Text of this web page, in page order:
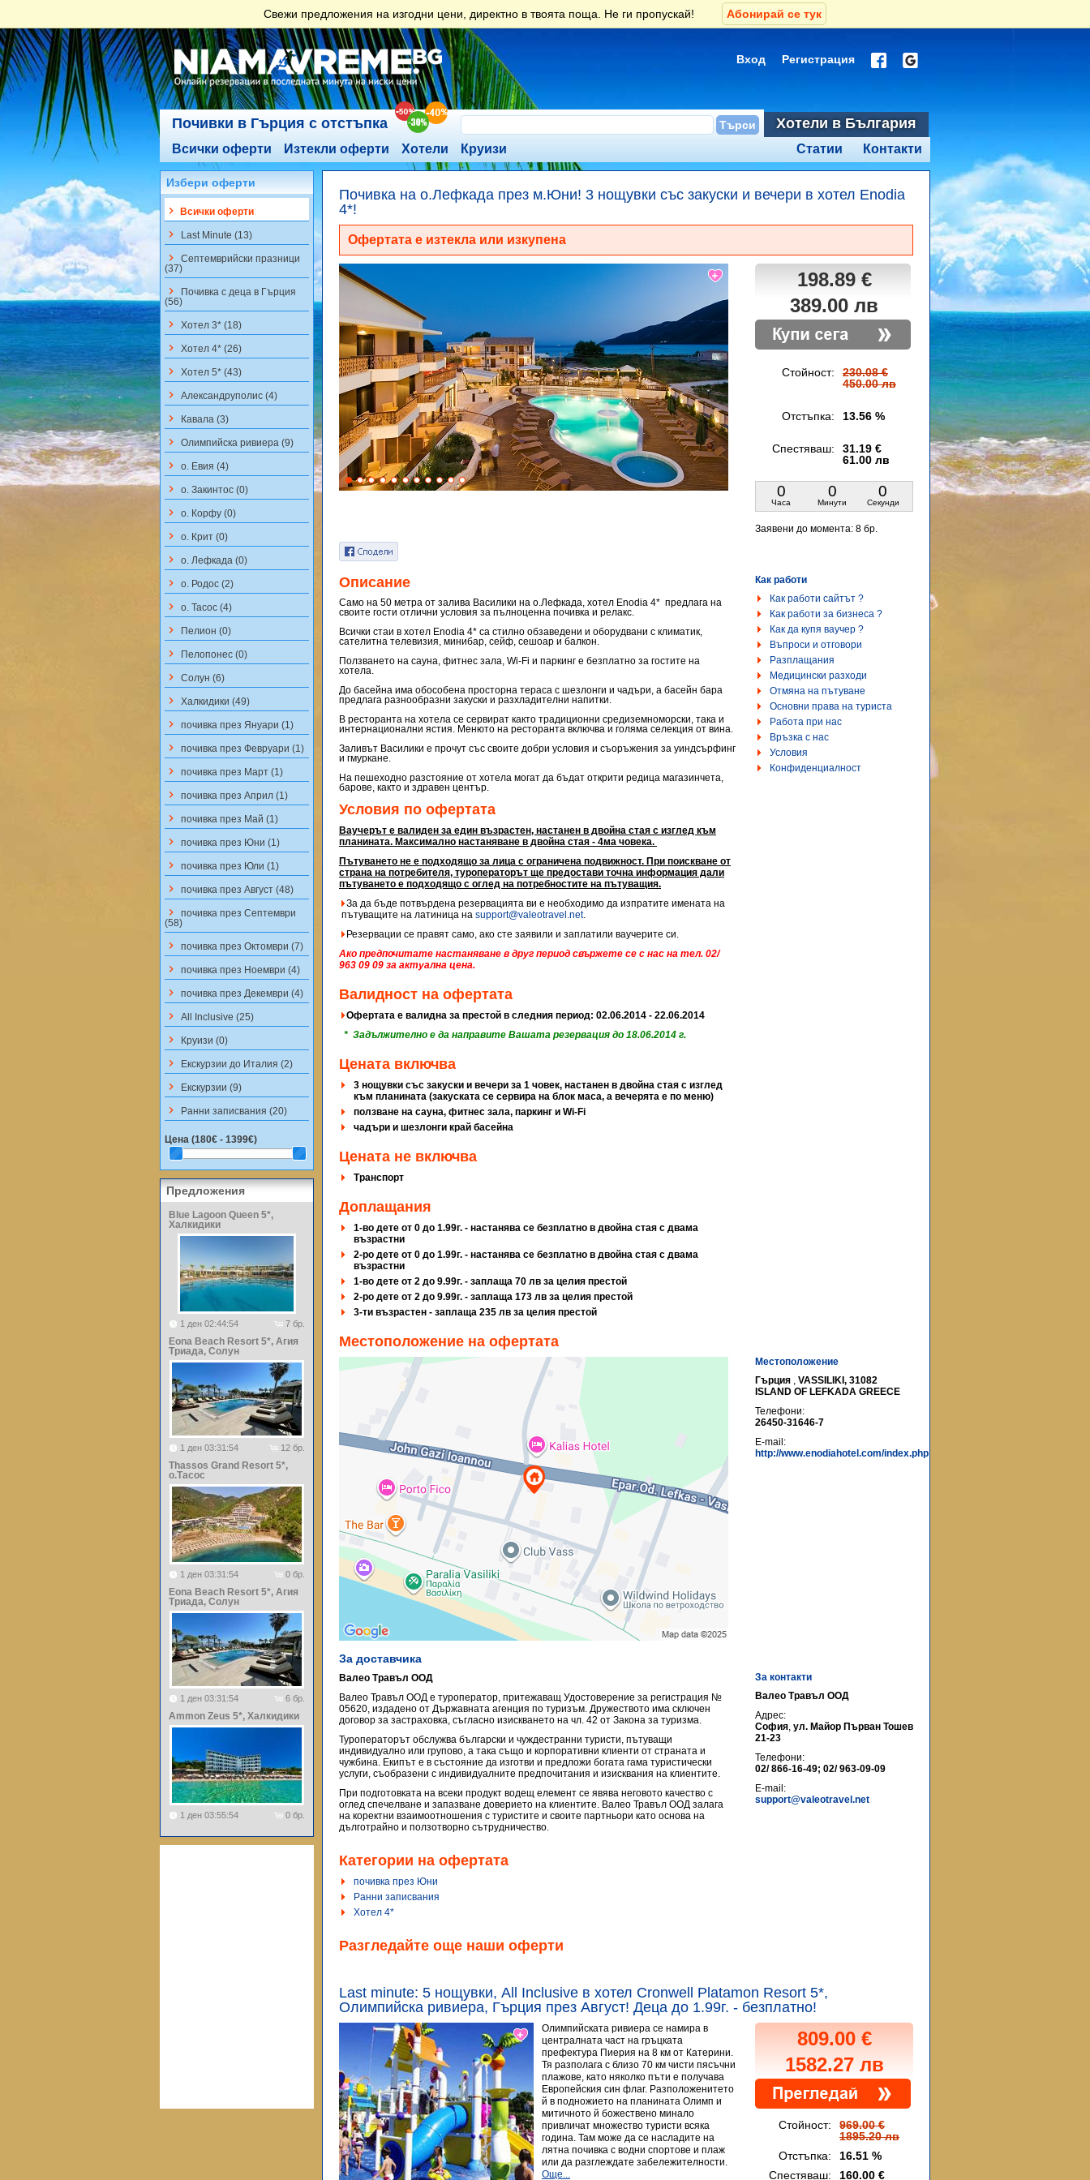
Свежи предложения на изгодни цени, директно в твоята поща. Не ги пропускай! Абонирай се тук
Вход Регистрация
Почивки в Гърция с отстъпка Хотели в България
Всички оферти Изтекли оферти Хотели Круизи Контакти
Статии
Почивка на о.Лефкада през м.Юни! 3 нощувки със закуски и вечери в хотел Enodia
4*!
Офертата е изтекла или изкупена
198.89 €
389.00 лв
Стойност:
230.08 €
450.00 лв
Отстъпка: 13.56 %
Спестяваш:
31.19 €
61.00 лв
0
Часа
0
Минути
0
Секунди
Заявени до момента: 8 бр.
Описание
Само на 50 метра от залива Василики на о.Лефкада, хотел Enodia 4* предлага на
своите гости отлични условия за пълноценна почивка и релакс.
Всички стаи в хотел Enodia 4* са стилно обзаведени и оборудвани с климатик,
сателитна телевизия, минибар, сейф, сешоар и балкон.
Ползването на сауна, фитнес зала, Wi-Fi и паркинг е безплатно за гостите на
хотела.
До басейна има обособена просторна тераса с шезлонги и чадъри, а басейн бара
предлага разнообразни закуски и разхладителни напитки.
В ресторанта на хотела се сервират както традиционни средиземноморски, така и
интернационални ястия. Менюто на ресторанта включва и голяма селекция от вина.
Заливът Василики е прочут със своите добри условия и съоръжения за уиндсърфинг
и гмуркане.
На пешеходно разстояние от хотела могат да бъдат открити редица магазинчета,
барове, както и здравен център.
Условия по офертата
Ваучерът е валиден за един възрастен, настанен в двойна стая с изглед към
планината. Максимално настаняване в двойна стая - 4ма човека.
Пътуването не е подходящо за лица с ограничена подвижност. При поискване от
страна на потребителя, туроператорът ще предостави точна информация дали
пътуването е подходящо с оглед на потребностите на пътуващия.
За да бъде потвърдена резервацията ви е необходимо да изпратите имената на
пътуващите на латиница на support@valeotravel.net.
Резервации се правят само, ако сте заявили и заплатили ваучерите си.
Ако предпочитате настаняване в друг период свържете се с нас на тел. 02/
963 09 09 за актуална цена.
Валидност на офертата
Oфертата е валидна за престой в следния период: 02.06.2014 - 22.06.2014
* Задължително е да направите Вашата резервация до 18.06.2014 г.
Цената включва
3 нощувки със закуски и вечери за 1 човек, настанен в двойна стая с изглед
към планината (закуската се сервира на блок маса, а вечерята е по меню)
ползване на сауна, фитнес зала, паркинг и Wi-Fi
чадъри и шезлонги край басейна
Цената не включва
Транспорт
Доплащания
1-во дете от 0 до 1.99г. - настанява се безплатно в двойна стая с двама
възрастни
2-ро дете от 0 до 1.99г. - настанява се безплатно в двойна стая с двама
възрастни
1-во дете от 2 до 9.99г. - заплаща 70 лв за целия престой
2-ро дете от 2 до 9.99г. - заплаща 173 лв за целия престой
3-ти възрастен - заплаща 235 лв за целия престой
Как работи
Как работи сайтът ?
Как работи за бизнеса ?
Как да купя ваучер ?
Въпроси и отговори
Разплащания
Медицински разходи
Отмяна на пътуване
Основни права на туриста
Работа при нас
Връзка с нас
Условия
Конфиденциалност
Местоположение на офертата
Местоположение
Гърция , VASSILIKI, 31082
ISLAND OF LEFKADA GREECE
Телефони:
26450-31646-7
E-mail:
http://www.enodiahotel.com/index.php
За доставчика
Валео Травъл ООД
Валео Травъл ООД е туроператор, притежаващ Удостоверение за регистрация №
05620, издадено от Държавната агенция по туризъм. Дружеството има сключен
договор за застраховка, съгласно изискването на чл. 42 от Закона за туризма.
Туроператорът обслужва български и чуждестранни туристи, пътуващи
индивидуално или групово, а така също и корпоративни клиенти от страната и
чужбина. Екипът е в състояние да изготви и предложи богата гама туристически
услуги, съобразени с индивидуалните предпочитания и изисквания на клиентите.
При подготовката на всеки продукт водещ елемент се явява неговото качество с
оглед спечелване и запазване доверието на клиентите. Валео Травъл ООД залага
на коректни взаимоотношения с туристите и своите партньори като основа на
дълготрайно и ползотворно сътрудничество.
За контакти
Валео Травъл ООД
Адрес:
София, ул. Майор Първан Тошев
21-23
Телефони:
02/ 866-16-49; 02/ 963-09-09
E-mail:
support@valeotravel.net
Категории на офертата
почивка през Юни
Ранни записвания
Хотел 4*
Разгледайте още наши оферти
Last minute: 5 нощувки, All Inclusive в хотел Cronwell Platamon Resort 5*,
Олимпийска ривиера, Гърция през Август! Деца до 1.99г. - безплатно!
Олимпийската ривиера се намира в
централната част на гръцката
префектура Пиерия на 8 км от Катерини.
Тя разполага с близо 70 км чисти пясъчни
плажове, като няколко пъти е получава
Европейския син флаг. Разположенитето
й в подножието на планината Олимп и
митичното й божествено минало
привличат множество туристи всяка
година. Там може да се насладите на
лятна почивка с водни спортове и плаж
или да разглеждате забележителности.
Още...
809.00 €
1582.27 лв
Стойност:
969.00 €
1895.20 лв
Отстъпка:
16.51 %
Спестяваш:
160.00 €
Избери оферти
keyboard_arrow_right Всички оферти
keyboard_arrow_right Last Minute (13)
keyboard_arrow_right Септемврийски празници
(37)
keyboard_arrow_right
Почивка с деца в Гърция
(56)
keyboard_arrow_right Хотел 3* (18)
keyboard_arrow_right Хотел 4* (26)
keyboard_arrow_right Хотел 5* (43)
keyboard_arrow_right Aлександруполис (4)
keyboard_arrow_right Кавала (3)
keyboard_arrow_right Олимпийска ривиера (9)
keyboard_arrow_right о. Евия (4)
keyboard_arrow_right о. Закинтос (0)
keyboard_arrow_right о. Корфу (0)
keyboard_arrow_right о. Крит (0)
keyboard_arrow_right о. Лефкада (0)
keyboard_arrow_right о. Родос (2)
keyboard_arrow_right о. Тасос (4)
keyboard_arrow_right Пелион (0)
keyboard_arrow_right Пелопонес (0)
keyboard_arrow_right Солун (6)
keyboard_arrow_right Халкидики (49)
keyboard_arrow_right почивка през Януари (1)
keyboard_arrow_right почивка през Февруари (1)
keyboard_arrow_right почивка през Март (1)
keyboard_arrow_right почивка през Април (1)
keyboard_arrow_right почивка през Май (1)
keyboard_arrow_right почивка през Юни (1)
keyboard_arrow_right почивка през Юли (1)
keyboard_arrow_right почивка през Август (48)
keyboard_arrow_right почивка през Септември
(58)
keyboard_arrow_right почивка през Октомври (7)
keyboard_arrow_right почивка през Ноември (4)
keyboard_arrow_right почивка през Декември (4)
keyboard_arrow_right All Inclusive (25)
keyboard_arrow_right Круизи (0)
keyboard_arrow_right Екскурзии до Италия (2)
keyboard_arrow_right Екскурзии (9)
keyboard_arrow_right Ранни записвания (20)
Цена (180€ - 1399€)
Предложения
Blue Lagoon Queen 5*,
Халкидики
1 ден 02:44:54 7 бр.
Eona Beach Resort 5*, Агия
Триада, Солун
1 ден 03:31:54 12 бр.
Thassos Grand Resort 5*,
о.Тасос
1 ден 03:31:54 0 бр.
Eona Beach Resort 5*, Агия
Триада, Солун
1 ден 03:31:54 6 бр.
Ammon Zeus 5*, Халкидики
1 ден 03:55:54 0 бр.